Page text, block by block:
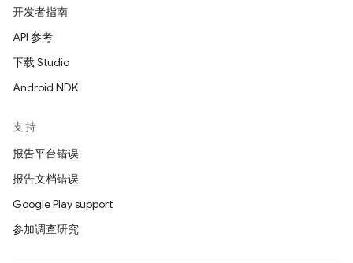
开发者指南
API 参考
下载 Studio
Android NDK
支持
报告平台错误
报告文档错误
Google Play support
参加调查研究